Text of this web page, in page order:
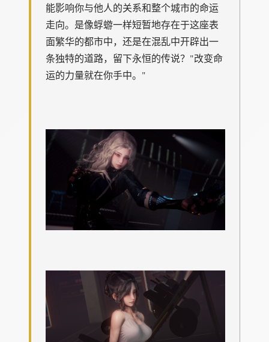
能影响你与他人的关系和整个城市的命运
走向。是像蜉蝣一样短暂地存在于这座表
面繁华的都市中，还是在混乱中开辟出一
条独特的道路，留下永恒的传说？"改变命
运的力量就在你手中。"